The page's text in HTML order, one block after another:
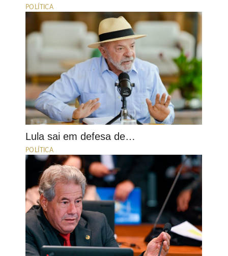
POLÍTICA
Lula sai em defesa de…
POLÍTICA